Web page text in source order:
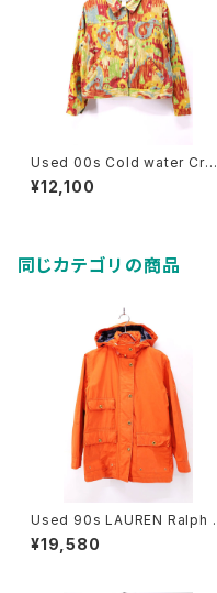
Used 00s Cold water Cree
k Multi Color Gradation Blo
uson Jacket Size M 古着
¥12,100
同じカテゴリの商品
Used 90s LAUREN Ralph
auren Blaze Orange Middl
e Jacket Size S 相当 古着
¥19,580